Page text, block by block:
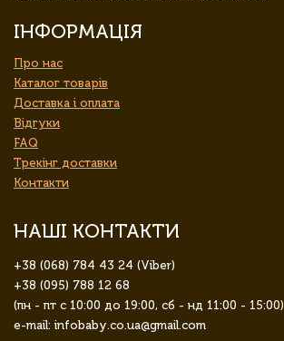
ІНФОРМАЦІЯ
Про нас
Каталог товарів
Доставка і оплата
Відгуки
FAQ
Трекінг доставки
Контакти
НАШІ КОНТАКТИ
+38 (068) 784 43 24 (Viber)
+38 (095) 788 12 68
(пн - пт с 10:00 до 19:00, сб - нд 11:00 - 15:00)
e-mail: infobaby.co.ua@gmail.com